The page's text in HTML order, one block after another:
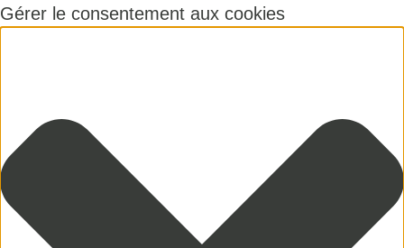
Gérer le consentement aux cookies